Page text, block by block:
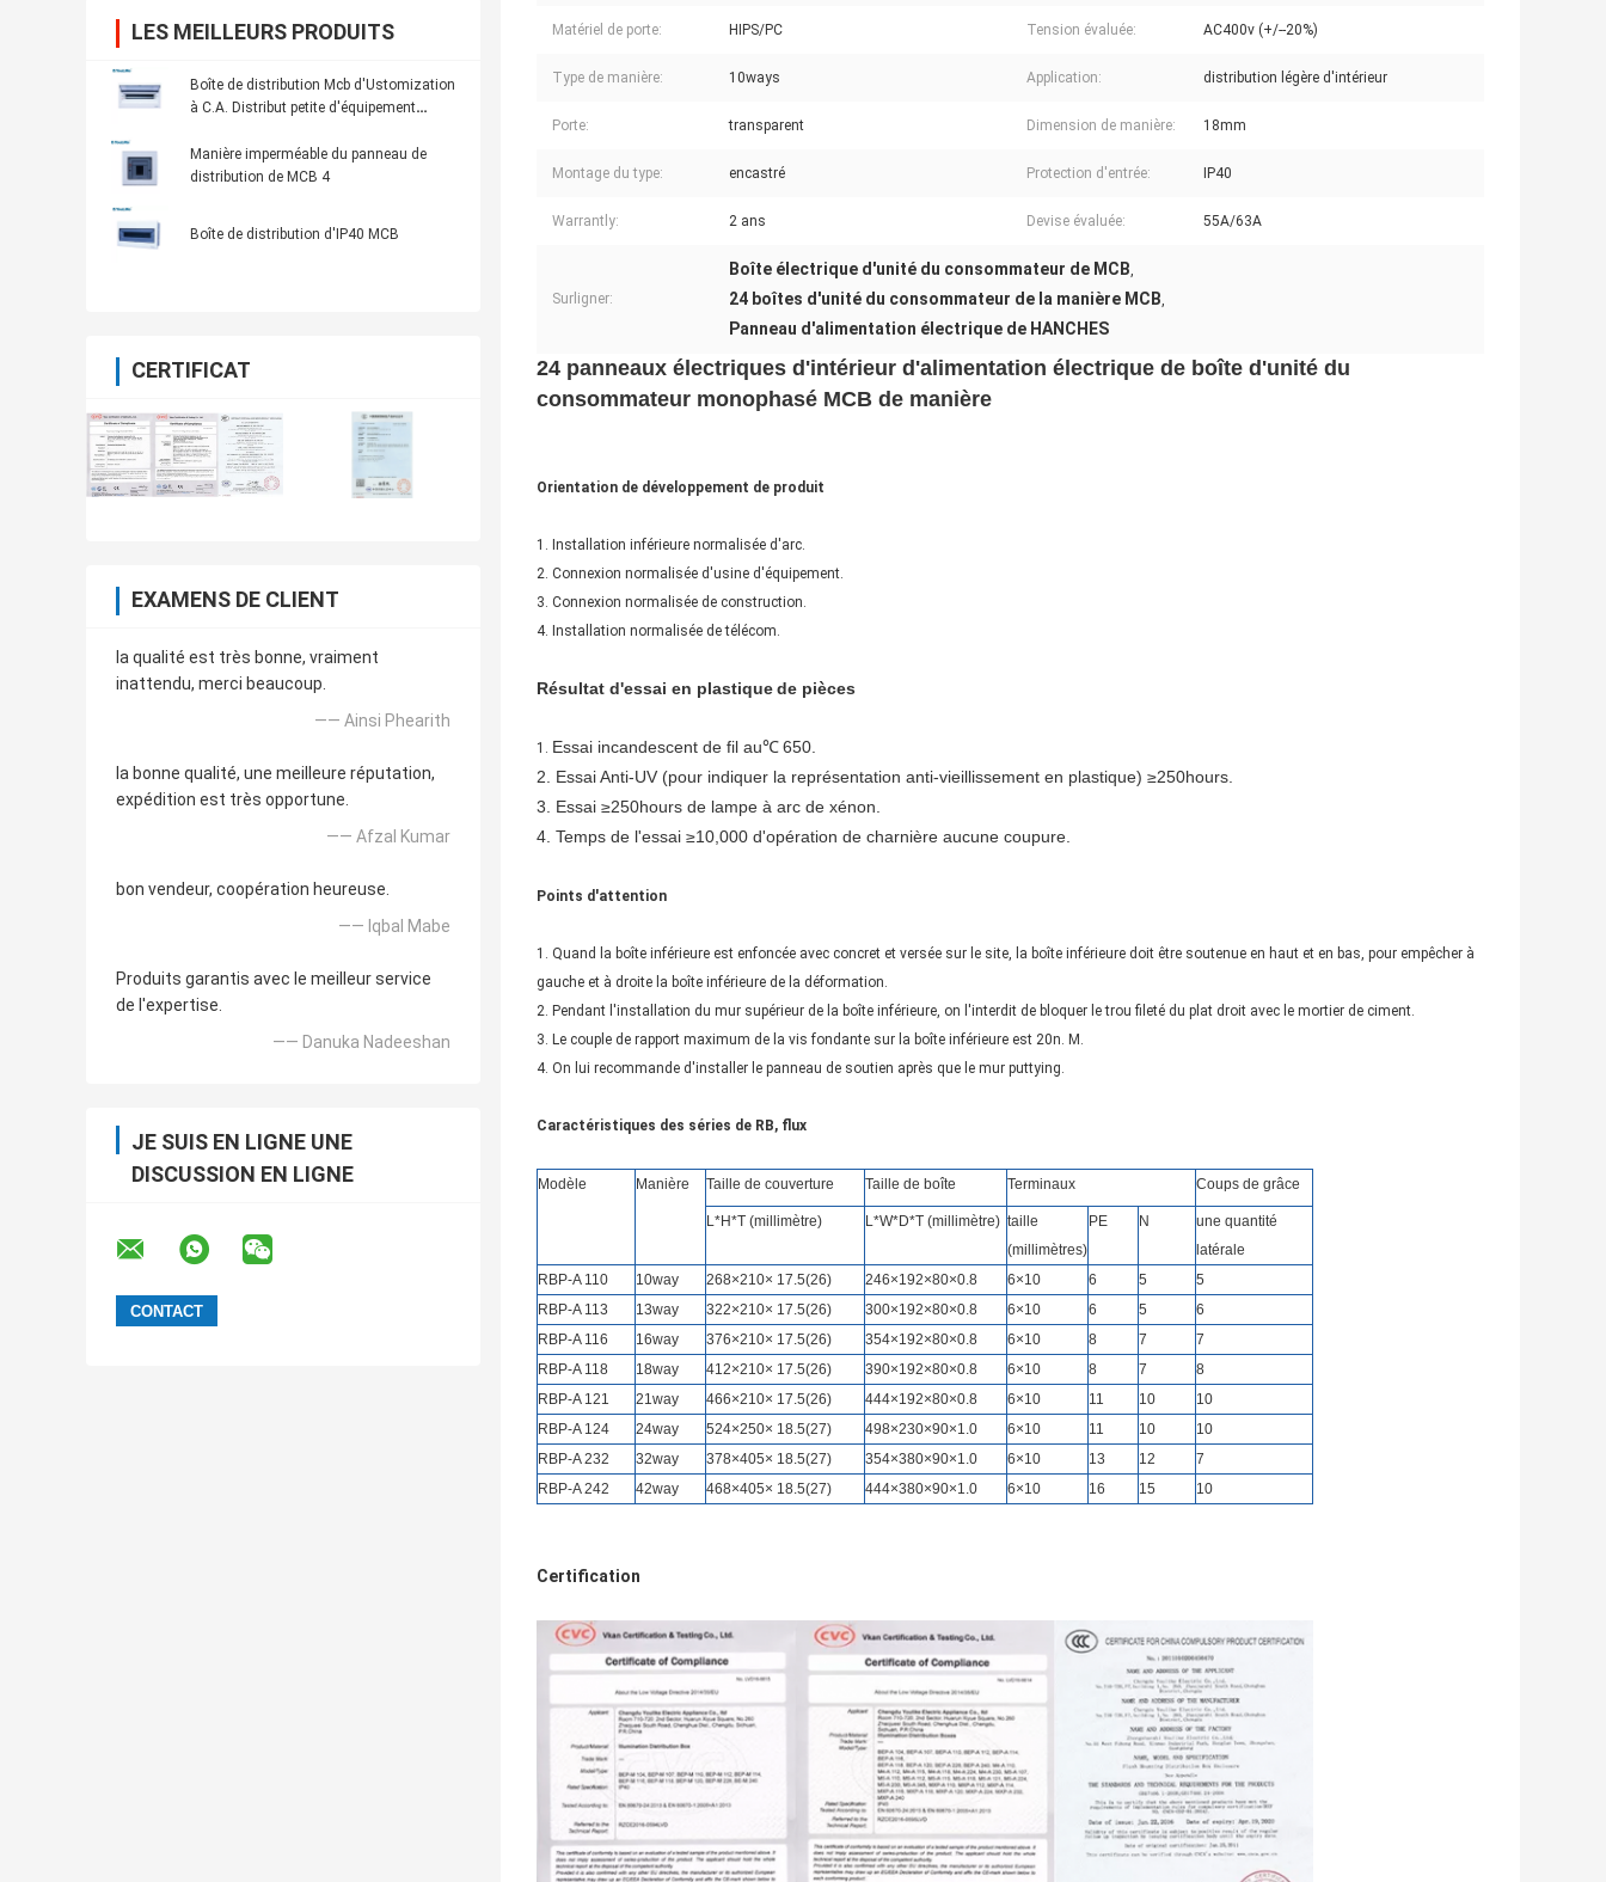
LES MEILLEURS PRODUITS
Boîte de distribution Mcb d'Ustomization
à C.A. Distribut petite d'équipement
Manière imperméable du panneau de
distribution de MCB 4
Boîte de distribution d'IP40 MCB
CERTIFICAT
EXAMENS DE CLIENT
la qualité est très bonne, vraiment
inattendu, merci beaucoup.
—— Ainsi Phearith
la bonne qualité, une meilleure réputation,
expédition est très opportune.
—— Afzal Kumar
bon vendeur, coopération heureuse.
—— Iqbal Mabe
Produits garantis avec le meilleur service
de l'expertise.
—— Danuka Nadeeshan
JE SUIS EN LIGNE UNE
DISCUSSION EN LIGNE
Matériel de porte: HIPS/PC Tension évaluée: AC400v (+/--20%)
Type de manière: 10ways Application: distribution légère d'intérieur
Porte: transparent Dimension de manière: 18mm
Montage du type: encastré Protection d'entrée: IP40
Warrantly: 2 ans Devise évaluée: 55A/63A
Surligner:
Boîte électrique d'unité du consommateur de MCB,
24 boîtes d'unité du consommateur de la manière MCB,
Panneau d'alimentation électrique de HANCHES
24 panneaux électriques d'intérieur d'alimentation électrique de boîte d'unité du
consommateur monophasé MCB de manière
Orientation de développement de produit
1. Installation inférieure normalisée d'arc.
2. Connexion normalisée d'usine d'équipement.
3. Connexion normalisée de construction.
4. Installation normalisée de télécom.
Résultat d'essai en plastiquede pièces
1. Essai incandescent de fil au℃ 650.
2. Essai Anti-UV (pour indiquer la représentation anti-vieillissement en plastique) ≥250hours.
3. Essai ≥250hours de lampe à arc de xénon.
4. Temps de l'essai ≥10,000 d'opération de charnière aucune coupure.
Points d'attention
1. Quand la boîte inférieure est enfoncée avec concret et versée sur le site, la boîte inférieure doit être soutenue en haut et en bas, pour empêcher à
gauche et à droite la boîte inférieure de la déformation.
2. Pendant l'installation du mur supérieur de la boîte inférieure, on l'interdit de bloquer le trou fileté du plat droit avec le mortier de ciment.
3. Le couple de rapport maximum de la vis fondante sur la boîte inférieure est 20n. M.
4. On lui recommande d'installer le panneau de soutien après que le mur puttying.
Caractéristiques des séries de RB, flux
Modèle Manière Taille de couverture Taille de boîte Terminaux Coups de grâce
L*H*T (millimètre) L*W*D*T (millimètre) taille
(millimètres)
PE N
une quantité
latérale
RBP-A 110
10way 268×210× 17.5(26) 246×192×80×0.8 6×10 6 5
5
RBP-A113 13way 322×210× 17.5(26) 300×192×80×0.8 6×10 6 5
6
RBP-A116 16way 376×210× 17.5(26) 354×192×80×0.8 6×10 8 7
7
RBP-A118 18way 412×210× 17.5(26) 390×192×80×0.8 6×10 8 7
8
RBP-A121 21way 466×210× 17.5(26) 444×192×80×0.8 6×10 11 10
10
RBP-A124 24way 524×250× 18.5(27) 498×230×90×1.0 6×10 11 10
10
RBP-A232 32way 378×405× 18.5(27) 354×380×90×1.0 6×10 13 12
7
RBP-A242 42way 468×405× 18.5(27) 444×380×90×1.0 6×10 16 15 10
Certification